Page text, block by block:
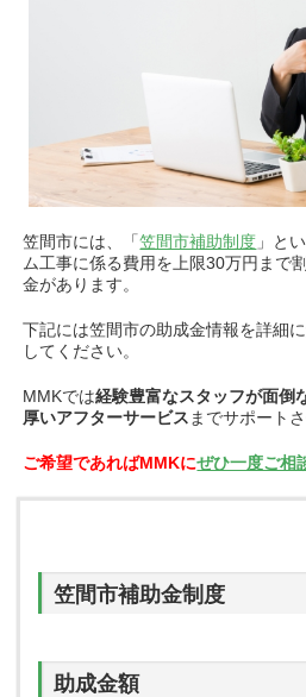
笠間市には、「笠間市補助制度 」 と
ム工事に係る費用を上限30万円まで
金があります。
下記には笠間市の助成金情報を詳細
してください。
MMKでは経験豊富なスタッフが面倒
厚いアフターサービス までサポート
ご希望であればMMKにぜひ一度ご相
笠間市補助金制度
助成金額